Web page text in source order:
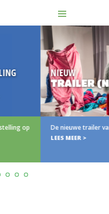
TRAILER
De nieuwe trailer van (N)iets
LEES MEER >